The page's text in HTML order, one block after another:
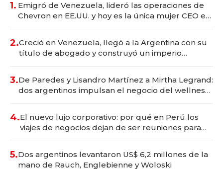
1. Emigró de Venezuela, lideró las operaciones de
Chevron en EE.UU. y hoy es la única mujer CEO en
2.Creció en Venezuela, llegó a la Argentina con su
título de abogado y construyó un imperio
3.De Paredes y Lisandro Martínez a Mirtha Legrand:
dos argentinos impulsan el negocio del wellness
4.El nuevo lujo corporativo: por qué en Perú los
viajes de negocios dejan de ser reuniones para
5.Dos argentinos levantaron US$ 6,2 millones de la
mano de Rauch, Englebienne y Woloski